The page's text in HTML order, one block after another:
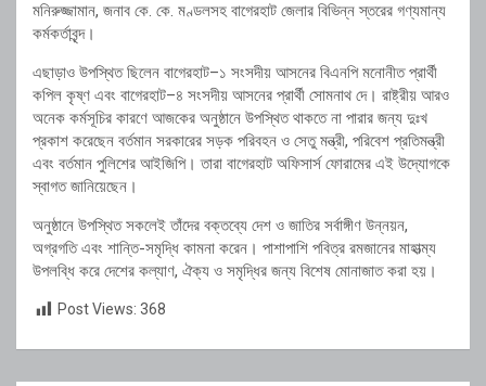
মনিরুজ্জামান, জনাব কে. কে. মণ্ডলসহ বাগেরহাট জেলার বিভিন্ন স্তরের গণ্যমান্য
কর্মকর্তাবৃন্দ।
এছাড়াও উপস্থিত ছিলেন বাগেরহাট–১ সংসদীয় আসনের বিএনপি মনোনীত প্রার্থী
কপিল কৃষ্ণ এবং বাগেরহাট–৪ সংসদীয় আসনের প্রার্থী সোমনাথ দে। রাষ্ট্রীয় আরও
অনেক কর্মসূচির কারণে আজকের অনুষ্ঠানে উপস্থিত থাকতে না পারার জন্য দুঃখ
প্রকাশ করেছেন বর্তমান সরকারের সড়ক পরিবহন ও সেতু মন্ত্রী, পরিবেশ প্রতিমন্ত্রী
এবং বর্তমান পুলিশের আইজিপি। তারা বাগেরহাট অফিসার্স ফোরামের এই উদ্যোগকে
স্বাগত জানিয়েছেন।
অনুষ্ঠানে উপস্থিত সকলেই তাঁদের বক্তব্যে দেশ ও জাতির সর্বাঙ্গীণ উন্নয়ন,
অগ্রগতি এবং শান্তি-সমৃদ্ধি কামনা করেন। পাশাপাশি পবিত্র রমজানের মাহাত্ম্য
উপলব্ধি করে দেশের কল্যাণ, ঐক্য ও সমৃদ্ধির জন্য বিশেষ মোনাজাত করা হয়।
Post Views: 368